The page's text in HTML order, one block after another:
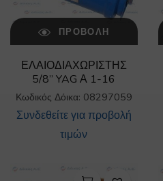
ΠΡΟΒΟΛΉ
ΕΛΑΙΟΔΙΑΧΩΡΙΣΤΗΣ
5/8” YAG Α 1-16
Κωδικός Δόικα: 08297059
Συνδεθείτε για προβολή
τιμών